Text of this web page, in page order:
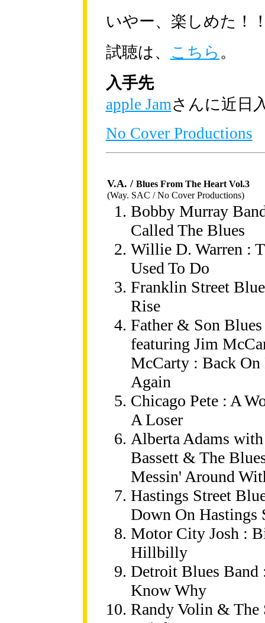
いやー、楽しめた！
試聴は、
こちら 。
入手先
apple Jamさんに近日
No Cover Productions
V.A. / Blues From The Heart Vol.3
(Way. SAC / No Cover Productions)
Bobby Murray
Called The Blues
Willie D. Warren :
Used To Do
Franklin Street
Rise
Father & Son
featuring Jim
McCarty : Back On
Again
Chicago Pete : A
A Loser
Alberta Adams
Bassett & The
Messin' Around
Hastings Street
Down On Hastings
Motor City Josh :
Hillbilly
Detroit Blues Band
Know Why
Randy Volin & The